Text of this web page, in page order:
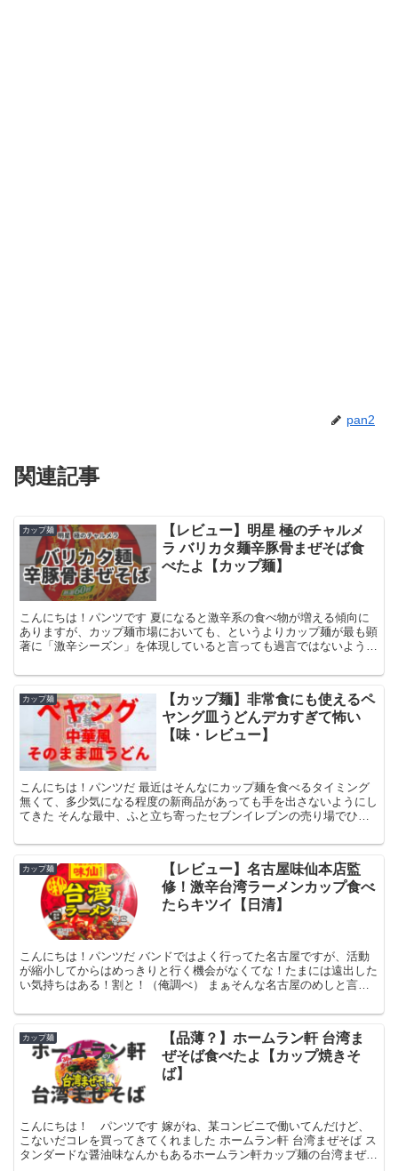
pan2
関連記事
カップ麺
【レビュー】明星 極のチャルメ
ラ バリカタ麺辛豚骨まぜそば食
べたよ【カップ麺】
こんにちは！パンツです 夏になると激辛系の食べ物が増える傾向に
ありますが、カップ麺市場においても、というよりカップ麺が最も顕
著に「激辛シーズン」を体現していると言っても過言ではないように
カップ麺
【カップ麺】非常食にも使えるペ
ヤング皿うどんデカすぎて怖い
【味・レビュー】
こんにちは！パンツだ 最近はそんなにカップ麺を食べるタイミング
無くて、多少気になる程度の新商品があっても手を出さないようにし
てきた そんな最中、ふと立ち寄ったセブンイレブンの売り場でひと
カップ麺
【レビュー】名古屋味仙本店監
修！激辛台湾ラーメンカップ食べ
たらキツイ【日清】
こんにちは！パンツだ バンドではよく行ってた名古屋ですが、活動
が縮小してからはめっきりと行く機会がなくてな！たまには遠出した
い気持ちはある！割と！（俺調べ） まぁそんな名古屋のめしと言え
カップ麺
【品薄？】ホームラン軒 台湾ま
ぜそば食べたよ【カップ焼きそ
ば】
こんにちは！ パンツです 嫁がね、某コンビニで働いてんだけど、
こないだコレを買ってきてくれました ホームラン軒 台湾まぜそば ス
タンダードな醤油味なんかもあるホームラン軒カップ麺の台湾まぜそ